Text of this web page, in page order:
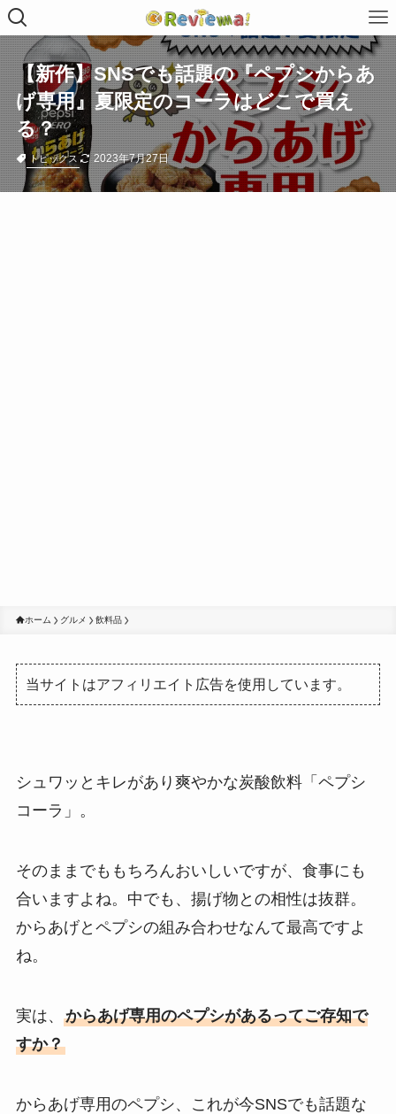
【新作】SNSでも話題の『ペプシからあ
げ専用』夏限定のコーラはどこで買え
る？
トピックス 2023年7月27日
ホーム グルメ 飲料品
当サイトはアフィリエイト広告を使用しています。
シュワッとキレがあり爽やかな炭酸飲料「ペプシ
コーラ」。
そのままでももちろんおいしいですが、食事にも
合いますよね。中でも、揚げ物との相性は抜群。
からあげとペプシの組み合わせなんて最高ですよ
ね。
実は、 からあげ専用のペプシがあるってご存知で
すか？
からあげ専用のペプシ、これが今SNSでも話題な